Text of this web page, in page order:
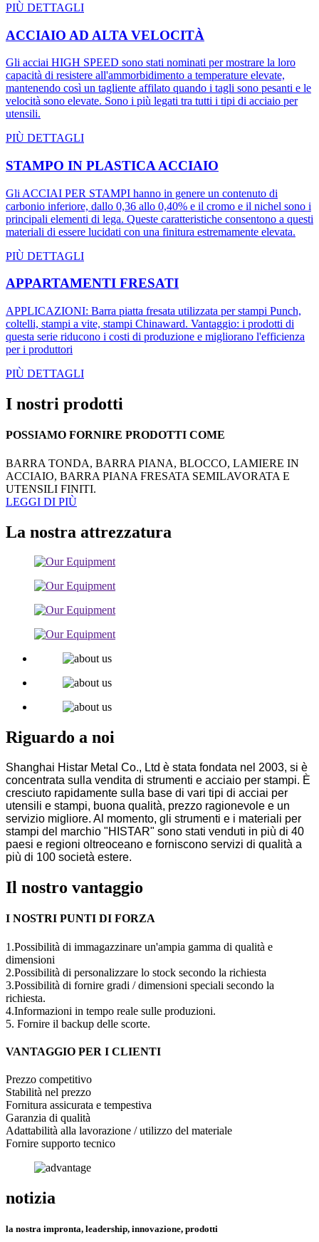
PIÙ DETTAGLI
ACCIAIO AD ALTA VELOCITÀ
Gli acciai HIGH SPEED sono stati nominati per mostrare la loro
capacità di resistere all'ammorbidimento a temperature elevate,
mantenendo così un tagliente affilato quando i tagli sono pesanti e le
velocità sono elevate. Sono i più legati tra tutti i tipi di acciaio per
utensili.
PIÙ DETTAGLI
STAMPO IN PLASTICA ACCIAIO
Gli ACCIAI PER STAMPI hanno in genere un contenuto di
carbonio inferiore, dallo 0,36 allo 0,40% e il cromo e il nichel sono i
principali elementi di lega. Queste caratteristiche consentono a questi
materiali di essere lucidati con una finitura estremamente elevata.
PIÙ DETTAGLI
APPARTAMENTI FRESATI
APPLICAZIONI: Barra piatta fresata utilizzata per stampi Punch,
coltelli, stampi a vite, stampi Chinaward. Vantaggio: i prodotti di
questa serie riducono i costi di produzione e migliorano l'efficienza
per i produttori
PIÙ DETTAGLI
I nostri prodotti
POSSIAMO FORNIRE PRODOTTI COME
BARRA TONDA, BARRA PIANA, BLOCCO, LAMIERE IN
ACCIAIO, BARRA PIANA FRESATA SEMILAVORATA E
UTENSILI FINITI.
LEGGI DI PIÙ
La nostra attrezzatura
Riguardo a noi
Shanghai Histar Metal Co., Ltd è stata fondata nel 2003, si è
concentrata sulla vendita di strumenti e acciaio per stampi. È
cresciuto rapidamente sulla base di vari tipi di acciai per
utensili e stampi, buona qualità, prezzo ragionevole e un
servizio migliore. Al momento, gli strumenti e i materiali per
stampi del marchio "HISTAR" sono stati venduti in più di 40
paesi e regioni oltreoceano e forniscono servizi di qualità a
più di 100 società estere.
Il nostro vantaggio
I NOSTRI PUNTI DI FORZA
1.Possibilità di immagazzinare un'ampia gamma di qualità e
dimensioni
2.Possibilità di personalizzare lo stock secondo la richiesta
3.Possibilità di fornire gradi / dimensioni speciali secondo la
richiesta.
4.Informazioni in tempo reale sulle produzioni.
5. Fornire il backup delle scorte.
VANTAGGIO PER I CLIENTI
Prezzo competitivo
Stabilità nel prezzo
Fornitura assicurata e tempestiva
Garanzia di qualità
Adattabilità alla lavorazione / utilizzo del materiale
Fornire supporto tecnico
notizia
la nostra impronta, leadership, innovazione, prodotti